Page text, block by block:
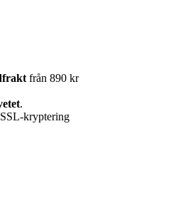
från 890 kr
.
kryptering